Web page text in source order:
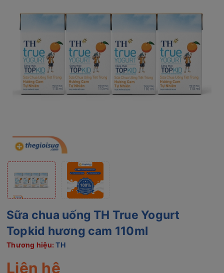
Sữa chua uống TH True Yogurt
Topkid hương cam 110ml
Thương hiệu:TH
Liên hệ